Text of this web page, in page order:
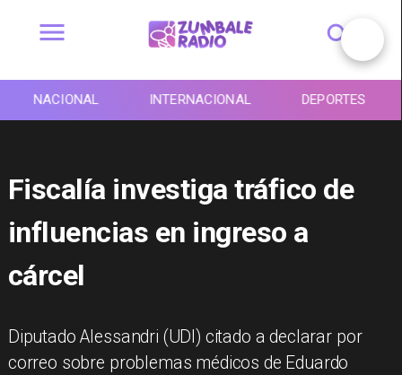
NACIONAL INTERNACIONAL DEPORTES
Fiscalía investiga tráfico de
influencias en ingreso a
cárcel
Diputado Alessandri (UDI) citado a declarar por
correo sobre problemas médicos de Eduardo